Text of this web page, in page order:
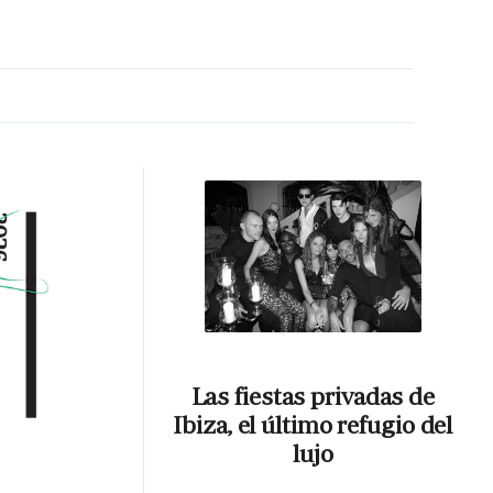
Las fiestas privadas de
Ibiza, el último refugio del
lujo